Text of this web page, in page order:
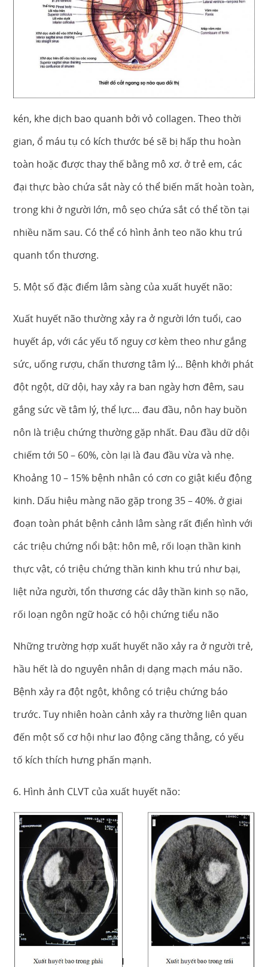
kén, khe dịch bao quanh bởi vỏ collagen. Theo thời
gian, ổ máu tụ có kích thước bé sẽ bị hấp thu hoàn
toàn hoặc được thay thế bằng mô xơ. ở trẻ em, các
đại thực bào chứa sắt này có thể biến mất hoàn toàn,
trong khi ở người lớn, mô sẹo chứa sắt có thể tồn tại
nhiều năm sau. Có thể có hình ảnh teo não khu trú
quanh tổn thương.
5. Một số đặc điểm lâm sàng của xuất huyết não:
Xuất huyết não thường xảy ra ở người lớn tuổi, cao
huyết áp, với các yếu tố nguy cơ kèm theo như gắng
sức, uống rượu, chấn thương tâm lý… Bệnh khởi phát
đột ngột, dữ dội, hay xảy ra ban ngày hơn đêm, sau
gắng sức về tâm lý, thể lực… đau đầu, nôn hay buồn
nôn là triệu chứng thường gặp nhất. Đau đầu dữ dội
chiếm tới 50 – 60%, còn lại là đau đầu vừa và nhẹ.
Khoảng 10 – 15% bệnh nhân có cơn co giật kiểu động
kinh. Dấu hiệu màng não gặp trong 35 – 40%. ở giai
đoạn toàn phát bệnh cảnh lâm sàng rất địển hình với
các triệu chứng nổi bật: hôn mê, rối loạn thần kinh
thực vật, có triệu chứng thần kinh khu trú như bại,
liệt nửa người, tổn thương các dây thần kinh sọ não,
rối loạn ngôn ngữ hoặc có hội chứng tiểu não
Những trường hợp xuất huyết não xảy ra ở người trẻ,
hầu hết là do nguyên nhân dị dạng mạch máu não.
Bệnh xảy ra đột ngột, không có triệu chứng báo
trước. Tuy nhiên hoàn cảnh xảy ra thường liên quan
đến một số cơ hội như lao động căng thẳng, có yếu
tố kích thích hưng phấn mạnh.
6. Hình ảnh CLVT của xuất huyết não: